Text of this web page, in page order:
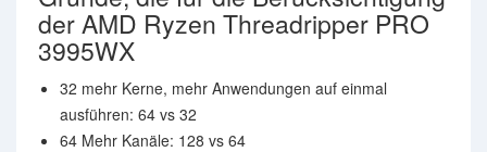
der AMD Ryzen Threadripper PRO
3995WX
32 mehr Kerne, mehr Anwendungen auf einmal
ausführen: 64 vs 32
64 Mehr Kanäle: 128 vs 64